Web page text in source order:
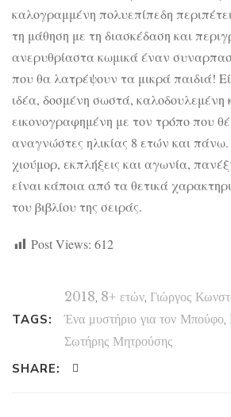
καλογραμμένη πολυεπίπεδη
τη μάθηση με τη διασκέδαση και
ανερυθρίαστα κωμικά έναν
που θα λατρέψουν τα μικρά παιδιά!
ιδέα, δοσμένη σωστά, καλοδουλεμένη
εικονογραφημένη με τον τρόπο που
αναγνώστες ηλικίας 8 ετών και
χιούμορ, εκπλήξεις και αγωνία,
είναι κάποια από τα θετικά
του βιβλίου της σειράς.
Post Views: 612
TAGS:
2018, 8+ ετών, Γιώργος
Ένα μυστήριο για τον Μπούφο,
Σωτήρης Μητρούσης
SHARE: